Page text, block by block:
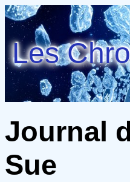
Les
Journal
Sue